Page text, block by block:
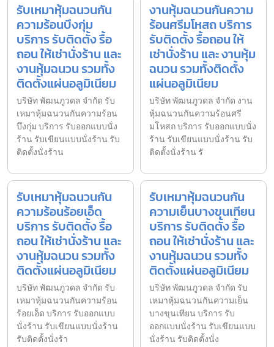
รับเหมาหุ้มฉนวนกัน
ความร้อนบึงกุ่ม
บริการ รับติดตั้ง รื้อ
ถอน ให้เช่านั่งร้าน และ
งานหุ้มฉนวน รวมทั้ง
ติดตั้งแผ่นอลูมิเนียม
บริษัท พัฒนภูวดล จำกัด รับ
เหมาหุ้มฉนวนกันความร้อน
บึงกุ่ม บริการ รับออกแบบนั่ง
ร้าน รับเขียนแบบนั่งร้าน รับ
ติดตั้งนั่งร้าน
งานหุ้มฉนวนกันความ
ร้อนศรีมโหสถ บริการ
รับติดตั้ง รื้อถอน ให้
เช่านั่งร้าน และ งานหุ้ม
ฉนวน รวมทั้งติดตั้ง
แผ่นอลูมิเนียม
บริษัท พัฒนภูวดล จำกัด งาน
หุ้มฉนวนกันความร้อนศรี
มโหสถ บริการ รับออกแบบนั่ง
ร้าน รับเขียนแบบนั่งร้าน รับ
ติดตั้งนั่งร้าน รั
รับเหมาหุ้มฉนวนกัน
ความร้อนร้อยเอ็ด
บริการ รับติดตั้ง รื้อ
ถอน ให้เช่านั่งร้าน และ
งานหุ้มฉนวน รวมทั้ง
ติดตั้งแผ่นอลูมิเนียม
บริษัท พัฒนภูวดล จำกัด รับ
เหมาหุ้มฉนวนกันความร้อน
ร้อยเอ็ด บริการ รับออกแบบ
นั่งร้าน รับเขียนแบบนั่งร้าน
รับติดตั้งนั่งร้า
รับเหมาหุ้มฉนวนกัน
ความเย็นบางขุนเทียน
บริการ รับติดตั้ง รื้อ
ถอน ให้เช่านั่งร้าน และ
งานหุ้มฉนวน รวมทั้ง
ติดตั้งแผ่นอลูมิเนียม
บริษัท พัฒนภูวดล จำกัด รับ
เหมาหุ้มฉนวนกันความเย็น
บางขุนเทียน บริการ รับ
ออกแบบนั่งร้าน รับเขียนแบบ
นั่งร้าน รับติดตั้งนั่ง